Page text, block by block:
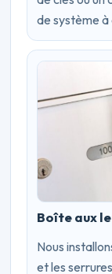
de système
Boîte aux
Nous
et les